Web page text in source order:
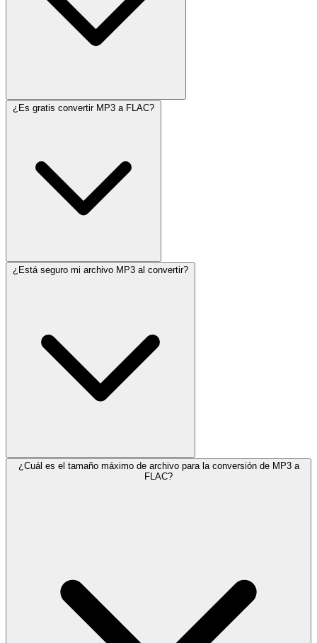
¿Es gratis convertir MP3 a FLAC?
¿Está seguro mi archivo MP3 al convertir?
¿Cuál es el tamaño máximo de archivo para la conversión de MP3 a
FLAC?